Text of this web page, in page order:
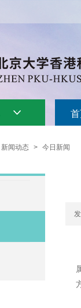
新闻动态 > 今日新闻